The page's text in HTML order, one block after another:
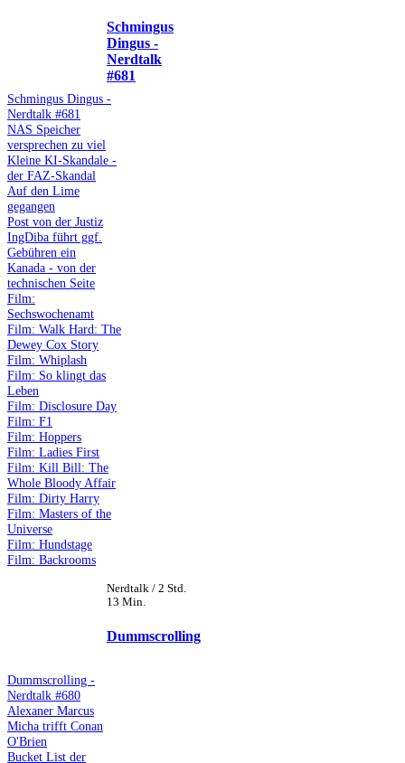
Schmingus
Dingus -
Nerdtalk
#681
Schmingus Dingus -
Nerdtalk #681
NAS Speicher
versprechen zu viel
Kleine KI-Skandale -
der FAZ-Skandal
Auf den Lime
gegangen
Post von der Justiz
IngDiba führt ggf.
Gebühren ein
Kanada - von der
technischen Seite
Film:
Sechswochenamt
Film: Walk Hard: The
Dewey Cox Story
Film: Whiplash
Film: So klingt das
Leben
Film: Disclosure Day
Film: F1
Film: Hoppers
Film: Ladies First
Film: Kill Bill: The
Whole Bloody Affair
Film: Dirty Harry
Film: Masters of the
Universe
Film: Hundstage
Film: Backrooms
Nerdtalk / 2 Std.
13 Min.
Dummscrolling
Dummscrolling -
Nerdtalk #680
Alexaner Marcus
Micha trifft Conan
O'Brien
Bucket List der